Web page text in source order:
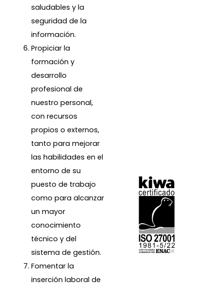
saludables y la
seguridad de la
información.
Propiciar la
formación y
desarrollo
profesional de
nuestro personal,
con recursos
propios o externos,
tanto para mejorar
las habilidades en el
entorno de su
puesto de trabajo
como para alcanzar
un mayor
conocimiento
técnico y del
sistema de gestión.
Fomentar la
inserción laboral de